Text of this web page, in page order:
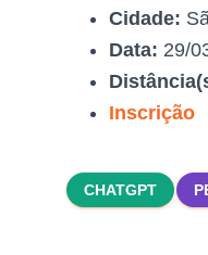
Cidade:
Data: 29/
Inscrição
CHATGPT